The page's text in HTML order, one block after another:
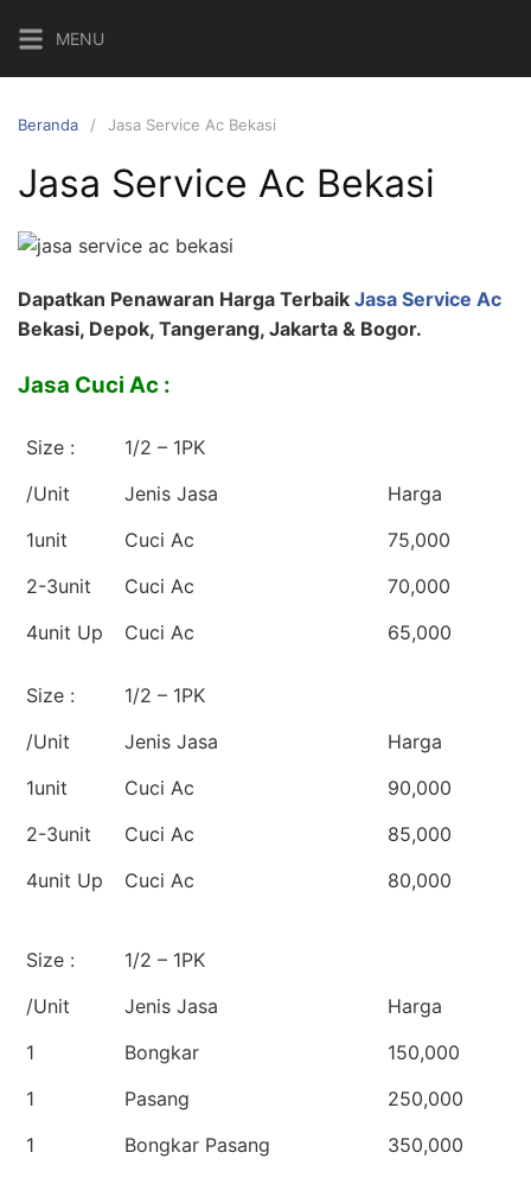
ke
konten
MENU
Beranda Jasa Service Ac Bekasi
Jasa Service Ac Bekasi
Dapatkan Penawaran Harga Terbaik Jasa Service Ac
Bekasi, Depok, Tangerang, Jakarta & Bogor.
Jasa Cuci Ac :
Size :
1/2 – 1PK
/Unit
Jenis Jasa
Harga
1unit
Cuci Ac
75,000
2-3unit
Cuci Ac
70,000
4unit Up
Cuci Ac 65,000
Size :
1/2 – 1PK
/Unit
Jenis Jasa
Harga
1unit
Cuci Ac
90,000
2-3unit
Cuci Ac
85,000
4unit Up
Cuci Ac 80,000
Size :
1/2 – 1PK
/Unit
Jenis Jasa
Harga
1
Bongkar
150,000
1
Pasang
250,000
1
Bongkar Pasang 350,000